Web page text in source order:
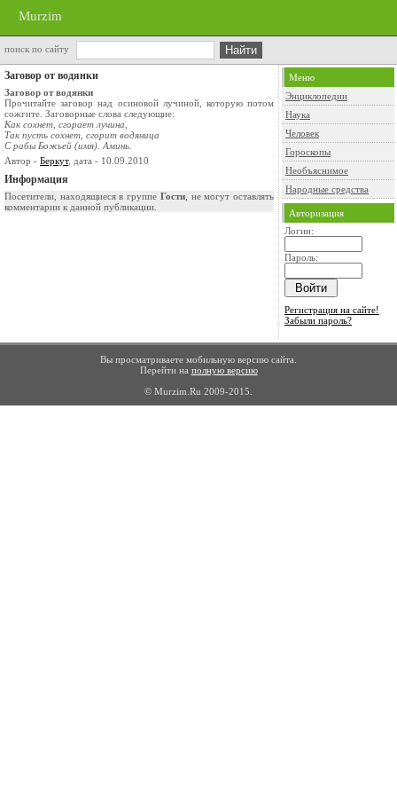
Murzim
поиск по сайту
Заговор от водянки
Заговор от водянки
Прочитайте заговор над осиновой лучиной, которую потом
сожгите. Заговорные слова следующие:
Как сохнет, сгорает лучина,
Так пусть сохнет, сгорит водяница
С рабы Божьей (имя). Аминь.
Автор - Беркут, дата - 10.09.2010
Информация
Посетители, находящиеся в группе Гости, не могут оставлять
комментарии к данной публикации.
Меню
Энциклопедии
Наука
Человек
Гороскопы
Необъяснимое
Народные средства
Авторизация
Логин:
Пароль:
Регистрация на сайте!
Забыли пароль?
Вы просматриваете мобильную версию сайта.
Перейти на полную версию
© Murzim.Ru 2009-2015.